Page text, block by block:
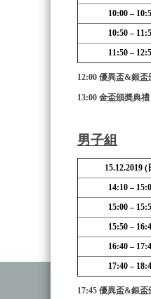
10:00 –
10:50 –
11:50 –
12:00 優異盃&銀盃
13:00 金盃頒奬典
男子組
15.12.2019 (
14:10 –
15:00 –
15:50 –
16:40 –
17:40 –
17:45 優異盃&銀盃